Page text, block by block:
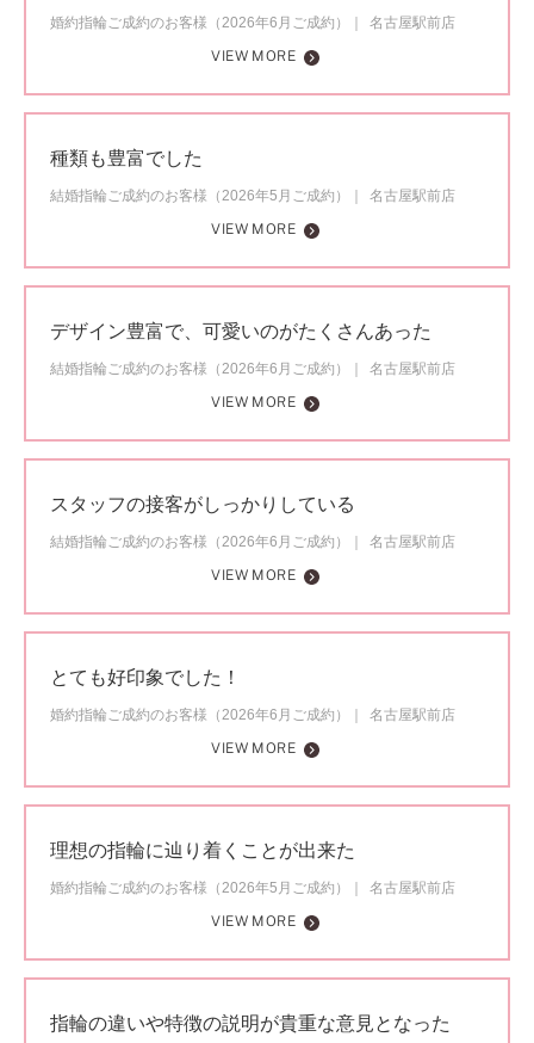
婚約指輪ご成約のお客様（2026年6月ご成約）
名古屋駅前店
VIEW MORE
種類も豊富でした
結婚指輪ご成約のお客様（2026年5月ご成約）
名古屋駅前店
VIEW MORE
デザイン豊富で、可愛いのがたくさんあった
結婚指輪ご成約のお客様（2026年6月ご成約）
名古屋駅前店
VIEW MORE
スタッフの接客がしっかりしている
結婚指輪ご成約のお客様（2026年6月ご成約）
名古屋駅前店
VIEW MORE
とても好印象でした！
婚約指輪ご成約のお客様（2026年6月ご成約）
名古屋駅前店
VIEW MORE
理想の指輪に辿り着くことが出来た
婚約指輪ご成約のお客様（2026年5月ご成約）
名古屋駅前店
VIEW MORE
指輪の違いや特徴の説明が貴重な意見となった